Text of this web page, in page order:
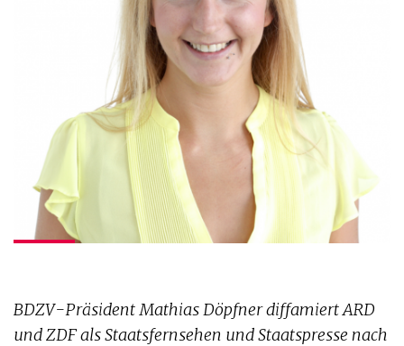
BDZV-Präsident Mathias Döpfner diffamiert ARD
und ZDF als Staatsfernsehen und Staatspresse nach